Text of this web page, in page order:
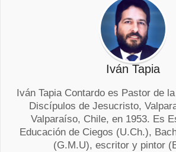
Iván Tapia
Iván Tapia Contardo es Pastor de
Discípulos de Jesucristo,
Valparaíso, Chile, en 1953. Es
Educación de Ciegos (U.Ch.),
(G.M.U), escritor y pintor